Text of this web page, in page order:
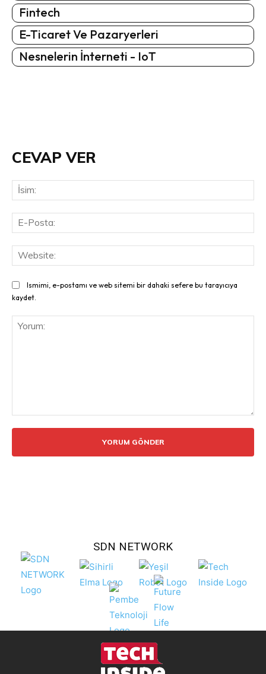
Fintech
E-Ticaret Ve Pazaryerleri
Nesnelerin İnterneti - IoT
CEVAP VER
Ismimi, e-postamı ve web sitemi bir dahaki sefere bu tarayıcıya
kaydet.
SDN NETWORK